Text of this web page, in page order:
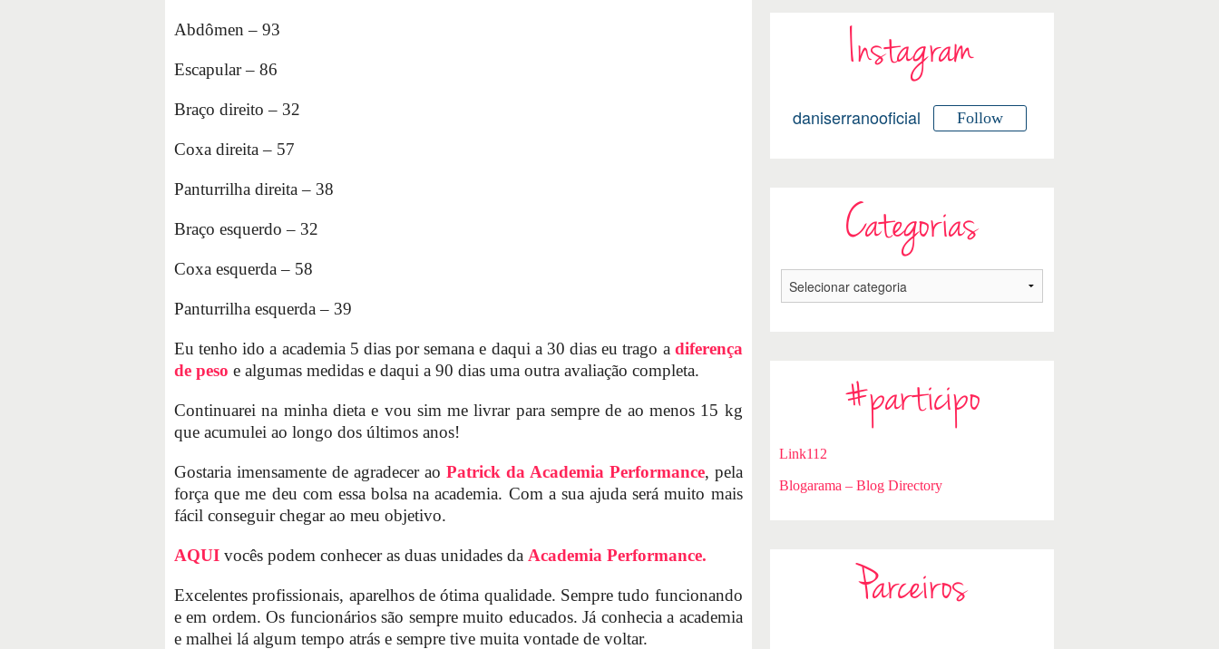
Abdômen – 93
Escapular – 86
Braço direito – 32
Coxa direita – 57
Panturrilha direita – 38
Braço esquerdo – 32
Coxa esquerda – 58
Panturrilha esquerda – 39
Eu tenho ido a academia 5 dias por semana e daqui a 30 dias eu trago a diferença
de peso e algumas medidas e daqui a 90 dias uma outra avaliação completa.
Continuarei na minha dieta e vou sim me livrar para sempre de ao menos 15 kg
que acumulei ao longo dos últimos anos!
Gostaria imensamente de agradecer ao Patrick da Academia Performance, pela
força que me deu com essa bolsa na academia. Com a sua ajuda será muito mais
fácil conseguir chegar ao meu objetivo.
AQUI vocês podem conhecer as duas unidades da Academia Performance.
Excelentes profissionais, aparelhos de ótima qualidade. Sempre tudo funcionando
e em ordem. Os funcionários são sempre muito educados. Já conhecia a academia
e malhei lá algum tempo atrás e sempre tive muita vontade de voltar.
Instagram
daniserranooficial Follow
Categorias
#participo
Link112
Blogarama – Blog Directory
Parceiros